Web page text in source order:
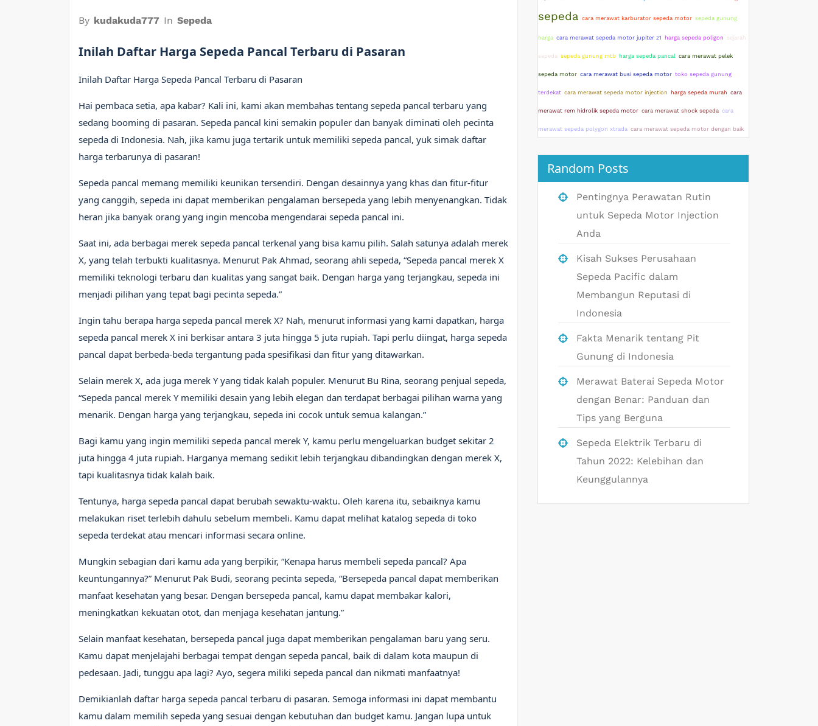
By kudakuda777 In Sepeda
Inilah Daftar Harga Sepeda Pancal Terbaru di Pasaran
Inilah Daftar Harga Sepeda Pancal Terbaru di Pasaran
Hai pembaca setia, apa kabar? Kali ini, kami akan membahas tentang sepeda pancal terbaru yang
sedang booming di pasaran. Sepeda pancal kini semakin populer dan banyak diminati oleh pecinta
sepeda di Indonesia. Nah, jika kamu juga tertarik untuk memiliki sepeda pancal, yuk simak daftar
harga terbarunya di pasaran!
Sepeda pancal memang memiliki keunikan tersendiri. Dengan desainnya yang khas dan fitur-fitur
yang canggih, sepeda ini dapat memberikan pengalaman bersepeda yang lebih menyenangkan. Tidak
heran jika banyak orang yang ingin mencoba mengendarai sepeda pancal ini.
Saat ini, ada berbagai merek sepeda pancal terkenal yang bisa kamu pilih. Salah satunya adalah merek
X, yang telah terbukti kualitasnya. Menurut Pak Ahmad, seorang ahli sepeda, “Sepeda pancal merek X
memiliki teknologi terbaru dan kualitas yang sangat baik. Dengan harga yang terjangkau, sepeda ini
menjadi pilihan yang tepat bagi pecinta sepeda.”
Ingin tahu berapa harga sepeda pancal merek X? Nah, menurut informasi yang kami dapatkan, harga
sepeda pancal merek X ini berkisar antara 3 juta hingga 5 juta rupiah. Tapi perlu diingat, harga sepeda
pancal dapat berbeda-beda tergantung pada spesifikasi dan fitur yang ditawarkan.
Selain merek X, ada juga merek Y yang tidak kalah populer. Menurut Bu Rina, seorang penjual sepeda,
“Sepeda pancal merek Y memiliki desain yang lebih elegan dan terdapat berbagai pilihan warna yang
menarik. Dengan harga yang terjangkau, sepeda ini cocok untuk semua kalangan.”
Bagi kamu yang ingin memiliki sepeda pancal merek Y, kamu perlu mengeluarkan budget sekitar 2
juta hingga 4 juta rupiah. Harganya memang sedikit lebih terjangkau dibandingkan dengan merek X,
tapi kualitasnya tidak kalah baik.
Tentunya, harga sepeda pancal dapat berubah sewaktu-waktu. Oleh karena itu, sebaiknya kamu
melakukan riset terlebih dahulu sebelum membeli. Kamu dapat melihat katalog sepeda di toko
sepeda terdekat atau mencari informasi secara online.
Mungkin sebagian dari kamu ada yang berpikir, “Kenapa harus membeli sepeda pancal? Apa
keuntungannya?” Menurut Pak Budi, seorang pecinta sepeda, “Bersepeda pancal dapat memberikan
manfaat kesehatan yang besar. Dengan bersepeda pancal, kamu dapat membakar kalori,
meningkatkan kekuatan otot, dan menjaga kesehatan jantung.”
Selain manfaat kesehatan, bersepeda pancal juga dapat memberikan pengalaman baru yang seru.
Kamu dapat menjelajahi berbagai tempat dengan sepeda pancal, baik di dalam kota maupun di
pedesaan. Jadi, tunggu apa lagi? Ayo, segera miliki sepeda pancal dan nikmati manfaatnya!
Demikianlah daftar harga sepeda pancal terbaru di pasaran. Semoga informasi ini dapat membantu
kamu dalam memilih sepeda yang sesuai dengan kebutuhan dan budget kamu. Jangan lupa untuk
sepeda cara merawat karburator sepeda motor sepeda gunung
harga cara merawat sepeda motor jupiter z1 harga sepeda poligon sejarah
sepeda sepeda gunung mtb harga sepeda pancal cara merawat pelek
sepeda motor cara merawat busi sepeda motor toko sepeda gunung
terdekat cara merawat sepeda motor injection harga sepeda murah cara
merawat rem hidrolik sepeda motor cara merawat shock sepeda cara
merawat sepeda polygon xtrada cara merawat sepeda motor dengan baik
Random Posts
Pentingnya Perawatan Rutin
untuk Sepeda Motor Injection
Anda
Kisah Sukses Perusahaan
Sepeda Pacific dalam
Membangun Reputasi di
Indonesia
Fakta Menarik tentang Pit
Gunung di Indonesia
Merawat Baterai Sepeda Motor
dengan Benar: Panduan dan
Tips yang Berguna
Sepeda Elektrik Terbaru di
Tahun 2022: Kelebihan dan
Keunggulannya